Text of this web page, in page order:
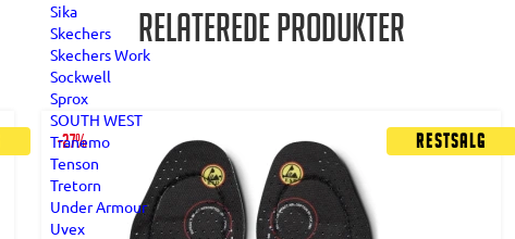
Sika
Skechers
Skechers Work
Sockwell
Sprox
SOUTH WEST
Tranemo
Tenson
Tretorn
Under Armour
Uvex
Relaterede produkter
Restsalg
-27%